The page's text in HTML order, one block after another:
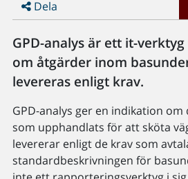
Dela
GPD-analys är ett it-
om åtgärder inom
levereras enligt krav.
GPD-analys ger en indikation
som upphandlats för att sköta
levererar enligt de krav som
standardbeskrivningen för